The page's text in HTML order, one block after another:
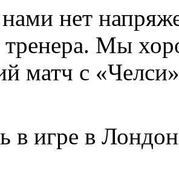
нет
тренера. Мы
матч с
в игре в